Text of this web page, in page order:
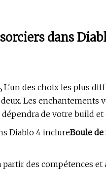
dans
L'un des choix les plus
Les enchantements
de votre build
Diablo 4 inclureBoule de
des compétences et